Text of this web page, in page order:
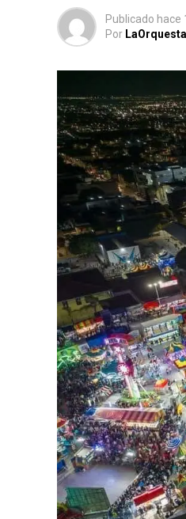
Publicado hace
Por LaOrquesta